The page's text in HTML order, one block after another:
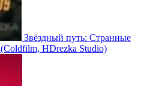
Звёздный путь: Странные
(Coldfilm, HDrezka Studio)